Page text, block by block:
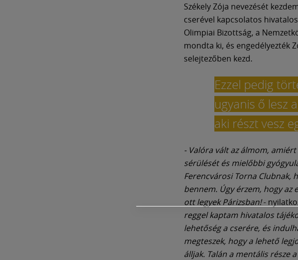
Székely Zója nevezését
cserével kapcsolatos
Olimpiai Bizottság, a
mondta ki, és engedélyezték
selejtezőben kezd.
Ezzel pedig
ugyanis ő lesz
aki részt vesz
- Valóra vált az álmom,
sérülését és mielőbbi
Ferencvárosi Torna Clubnak,
bennem. Úgy érzem, hogy
ott legyek Párizsban!-
reggel kaptam hivatalos
lehetőség a cserére, és
megteszek, hogy a lehető
álljak. Talán a mentális része